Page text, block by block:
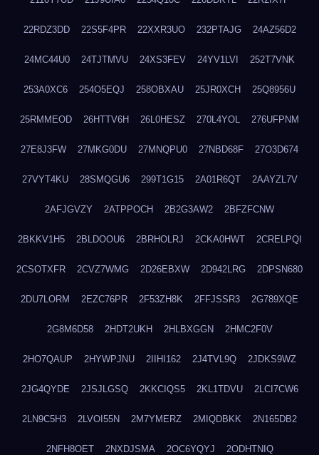
22RDZ3DD 22S5F4PR 22XXR3UO 232PTAJG 24AZ56D2
24MC44U0 24TJTMVU 24XS3FEV 24YV1LVI 252T7VNK
253A0XC6 254O5EQJ 258OBXAU 25JR0XCH 25Q8956U
25RMMEOD 26HTTV6H 26L0HESZ 270L4YOL 276UFPNM
27E8J3FW 27MKG0DU 27MNQPU0 27NBD68F 27O3D674
27VYT4KU 28SMQGU6 299T1G15 2A01R6QT 2AAYZL7V
2AFJGVZY 2ATPPOCH 2B2G3AW2 2BFZFCNW
2BKKV1H5 2BLDOOU6 2BRHOLRJ 2CKA0HWT 2CRELPQI
2CSOTXFR 2CVZ7WMG 2D26EBXW 2D942LRG 2DPSN680
2DU7LORM 2EZC76PR 2F53ZH8K 2FFJSSR3 2G789XQE
2G8M6D58 2HDT2UKH 2HLBXGGN 2HMC2F0V
2HO7QAUP 2HYWPJNU 2IIHI162 2J4TVL9Q 2JDKS9WZ
2JG4QYDE 2JSJLGSQ 2KKCIQS5 2KL1TDVU 2LCI7CW6
2LN9C5H3 2LVOI55N 2M7YMERZ 2MIQDBKK 2N165DB2
2NFH8OET 2NXDJSMA 2OC6YQYJ 2ODHTNIQ